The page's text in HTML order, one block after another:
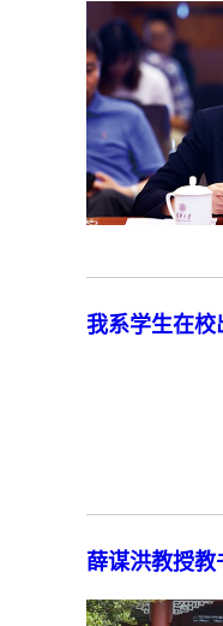
我系学生在
薛谋洪教授